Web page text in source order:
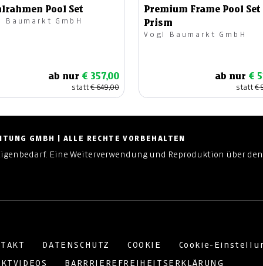
Pool Set
Baumarkt GmbH
ab nur € 357,00
statt€ 649,00
Premium Frame Pool Set
Prism
Vogl Baumarkt GmbH
ab nur €
statt€
GMBH | ALLE RECHTE VORBEHALTEN
Eine Weiterverwendung und Reproduktion über
DATENSCHUTZ COOKIE Cookie-
BARRRIEREFREIHEITSERKLÄRUNG